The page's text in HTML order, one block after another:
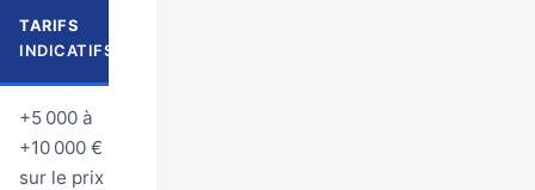
TARIFS
INDICATIFS
+5 000 à
+10 000 €
sur le prix